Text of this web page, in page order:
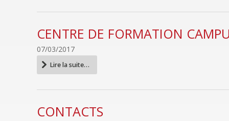
-
CENTRE DE FORMATION
07/03/2017
Centre
de
campus
Irénée
-
Lire la suite…
CONTACTS